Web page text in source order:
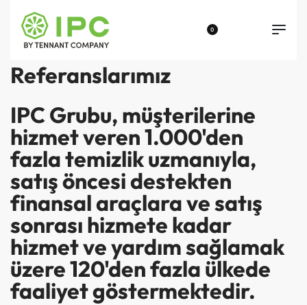
0
Referanslarımız
IPC Grubu, müşterilerine
hizmet veren 1.000'den
fazla temizlik uzmanıyla,
satış öncesi destekten
finansal araçlara ve satış
sonrası hizmete kadar
hizmet ve yardım sağlamak
üzere 120'den fazla ülkede
faaliyet göstermektedir.